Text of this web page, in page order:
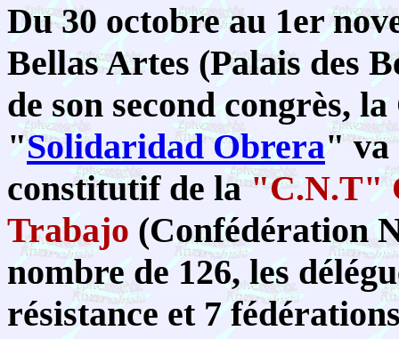
Du 30 octobre au 1er
Bellas Artes (Palais des
de son second congrès,
"Solidaridad Obrera" va
constitutif de la"C.N.T"
Trabajo (Confédération
nombre de 126, les
résistance et 7